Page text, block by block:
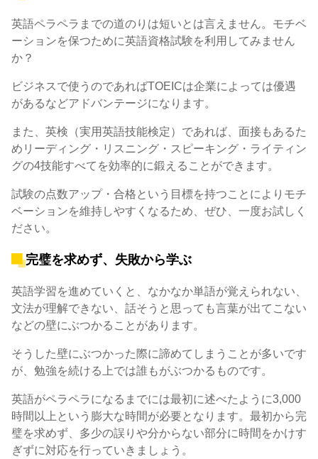
英語ペラペラまでの道のりは短いとは言えません。モチベ
ーションを保つために英語資格試験を利用してみません
か？
ビジネスで使うのであればTOEICは企業によっては優遇
があるなどアドバンテージになります。
また、英検（実用英語技能検定）であれば、面接もあるた
めリーディング・リスニング・スピーキング・ライティン
グの4技能すべてを効率的に鍛えることができます。
試験の点数アップ・合格という目標を持つことによりモチ
ベーションを維持しやすくなるため、ぜひ、一度お試しく
ださい。
完璧を求めず、失敗から学ぶ
英語学習を進めていくと、なかなか単語が覚えられない、
文法が理解できない、話そうと思っても言葉が出てこない
などの壁にぶつかることがあります。
そうした壁にぶつかった際に諦めてしまうことが多いです
が、勉強を続ける上では誰もがぶつかるものです。
英語がペラペラになるまでには最初に述べたように3,000
時間以上という膨大な時間が必要となります。最初から完
璧を求めず、多少の誤りや分からない部分に時間をかけす
ぎずに対応を行っていきましょう。